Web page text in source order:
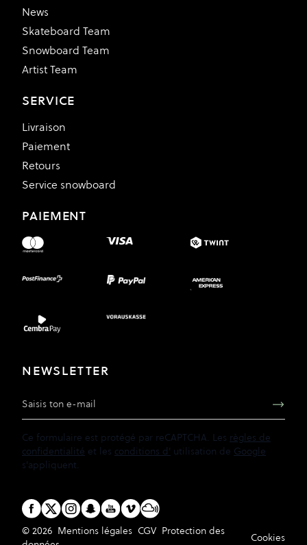
News
Skateboard Team
Snowboard Team
Artist Team
SERVICE
Livraison
Paiement
Retours
Service snowboard
PAIEMENT
NEWSLETTER
Adresse e-mail
Ce formulaire est protégé par reCAPTCHA. Les règles de
confidentialité et les conditions d' utilisation de Google
s'appliquent.
© 2026 Mentions légales CGV Protection des
Cookies